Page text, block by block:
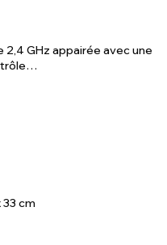
2,4 GHz appairée avec une
33 cm